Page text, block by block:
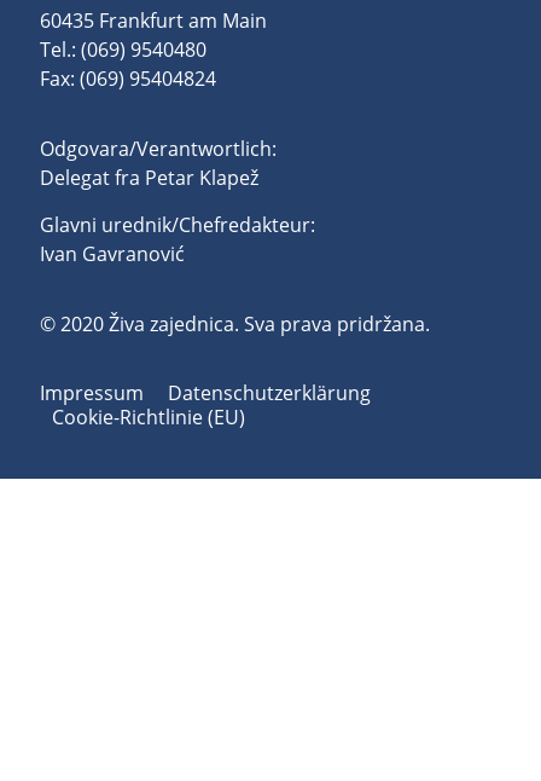
60435 Frankfurt am Main
Tel.: (069) 9540480
Fax: (069) 95404824
Odgovara/Verantwortlich:
Delegat fra Petar Klapež
Glavni urednik/Chefredakteur:
Ivan Gavranović
© 2020 Živa zajednica. Sva prava pridržana.
Impressum
Datenschutzerklärung
Cookie-Richtlinie (EU)